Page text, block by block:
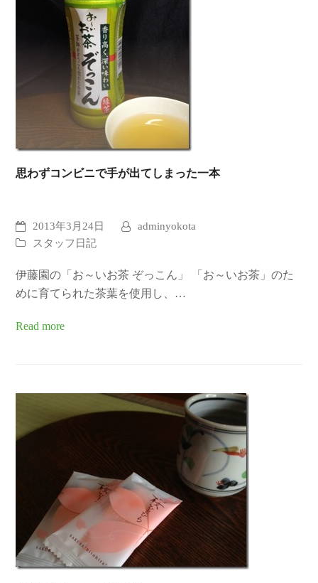
思わずコンビニで手が出てしまった一本
2013年3月24日
adminyokota
スタッフ日記
伊藤園の「お～いお茶 ぞっこん」 「お～いお茶」のた
めに育てられた茶葉を使用し、…
Read more